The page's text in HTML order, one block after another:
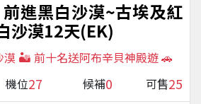
前進黑白沙漠~古埃及紅
沙漠12天(EK)
漠 🏜️ 前十名送阿布辛貝神殿遊 🚗
機位27 候補0 可售25